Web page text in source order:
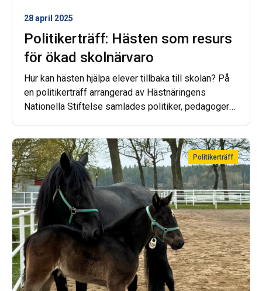
28 april 2025
Politikerträff: Hästen som resurs
för ökad skolnärvaro
Hur kan hästen hjälpa elever tillbaka till skolan? På
en politikerträff arrangerad av Hästnäringens
Nationella Stiftelse samlades politiker, pedagoger
Politikerträff